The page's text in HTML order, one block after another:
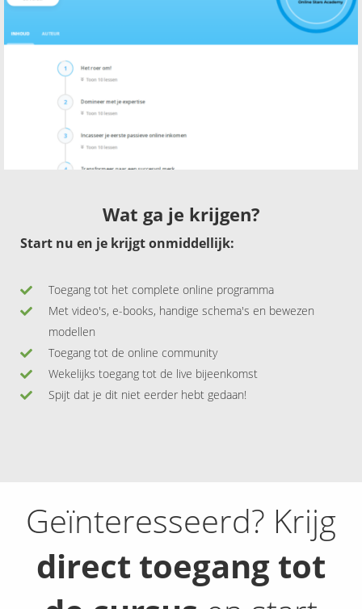
Wat ga je krijgen?
Start nu en je krijgt onmiddellijk:
Toegang tot het complete online programma
Met video's, e-books, handige schema's en bewezen
modellen
Toegang tot de online community
Wekelijks toegang tot de live bijeenkomst
Spijt dat je dit niet eerder hebt gedaan!
Geïnteresseerd? Krijg
direct toegang tot